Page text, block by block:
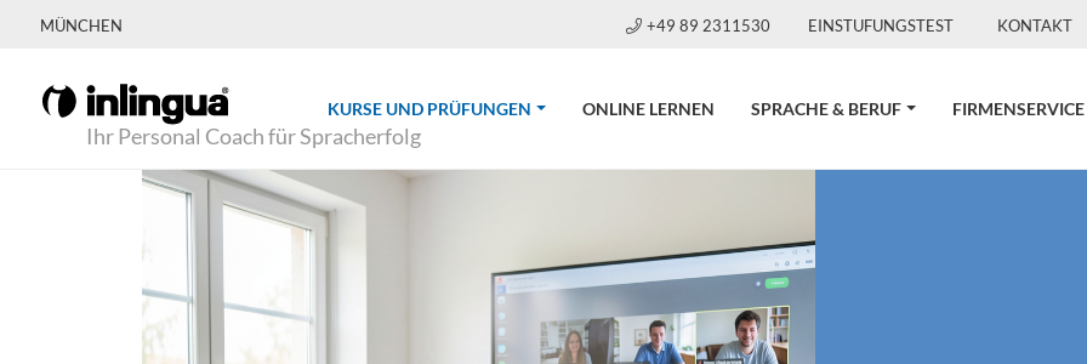
MÜNCHEN +49 89 2311530 EINSTUFUNGSTEST KONTAKT
Ihr Personal Coach für Spracherfolg
KURSE UND PRÜFUNGEN (CURRENT)ONLINE LERNEN SPRACHE & BERUF FIRMENSERVICE